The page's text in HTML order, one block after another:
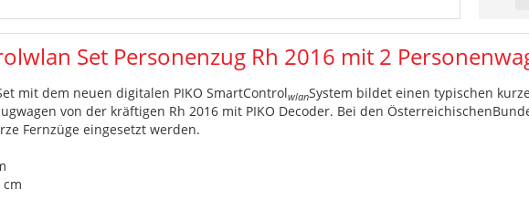
Set Personenzug Rh 2016 mit 2
mit dem neuen digitalen PIKO SmartControlwlanSystem bildet einen typischen
von der kräftigen Rh 2016 mit PIKO Decoder. Bei den
Fernzüge eingesetzt werden.